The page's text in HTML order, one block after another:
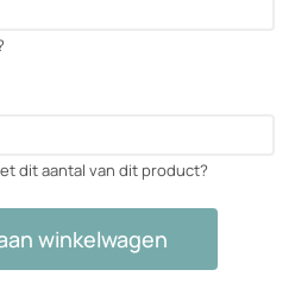
dit aantal van dit product?
winkelwagen